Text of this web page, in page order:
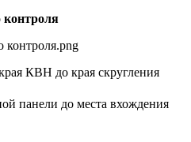
контроля
КВН до края скругления
панели до места вхождения